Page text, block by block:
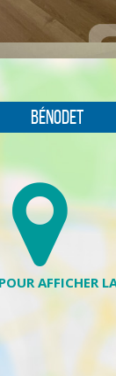
Bénodet